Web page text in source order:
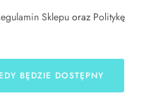
Sklepu oraz Politykę
BĘDZIE DOSTĘPNY